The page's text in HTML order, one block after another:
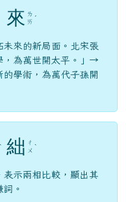
來 ㄌ
ㄞ ˊ
未來的新局面。北宋張
，為萬世開太平。」→
學術，為萬代子孫開
ˋ 絀 ㄔ
ㄨ ˋ
示兩相比較，顯出其
。